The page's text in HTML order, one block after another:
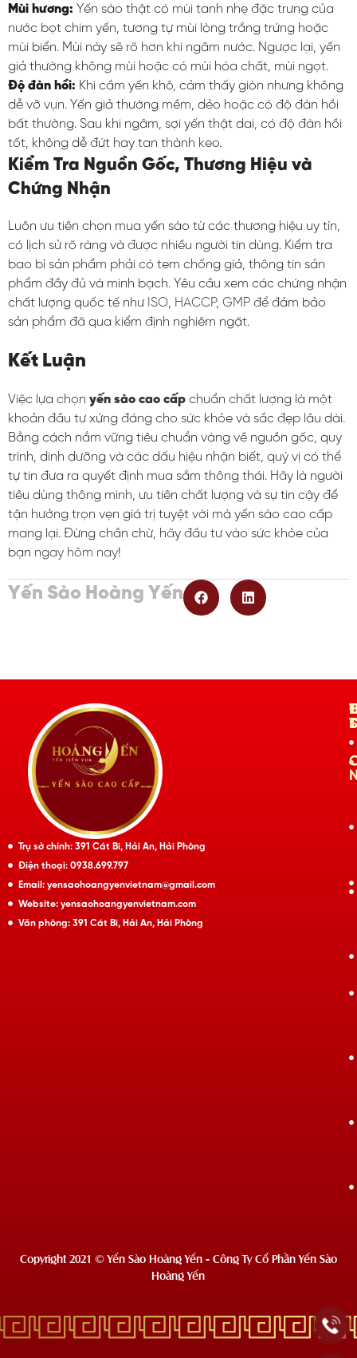
Mùi hương: Yến sào thật có mùi tanh nhẹ đặc trưng của
nước bọt chim yến, tương tự mùi lòng trắng trứng hoặc
mùi biển. Mùi này sẽ rõ hơn khi ngâm nước. Ngược lại, yến
giả thường không mùi hoặc có mùi hóa chất, mùi ngọt.
Độ đàn hồi: Khi cầm yến khô, cảm thấy giòn nhưng không
dễ vỡ vụn. Yến giả thường mềm, dẻo hoặc có độ đàn hồi
bất thường. Sau khi ngâm, sợi yến thật dai, có độ đàn hồi
tốt, không dễ đứt hay tan thành keo.
Kiểm Tra Nguồn Gốc, Thương Hiệu và
Chứng Nhận
Luôn ưu tiên chọn mua yến sào từ các thương hiệu uy tín,
có lịch sử rõ ràng và được nhiều người tin dùng. Kiểm tra
bao bì sản phẩm phải có tem chống giả, thông tin sản
phẩm đầy đủ và minh bạch. Yêu cầu xem các chứng nhận
chất lượng quốc tế như ISO, HACCP, GMP để đảm bảo
sản phẩm đã qua kiểm định nghiêm ngặt.
Kết Luận
Việc lựa chọn yến sào cao cấp chuẩn chất lượng là một
khoản đầu tư xứng đáng cho sức khỏe và sắc đẹp lâu dài.
Bằng cách nắm vững tiêu chuẩn vàng về nguồn gốc, quy
trình, dinh dưỡng và các dấu hiệu nhận biết, quý vị có thể
tự tin đưa ra quyết định mua sắm thông thái. Hãy là người
tiêu dùng thông minh, ưu tiên chất lượng và sự tin cậy để
tận hưởng trọn vẹn giá trị tuyệt vời mà yến sào cao cấp
mang lại. Đừng chần chừ, hãy đầu tư vào sức khỏe của
bạn ngay hôm nay!
Yến Sào Hoàng Yến
Trụ sở chính: 391 Cát Bi, Hải An, Hải Phòng
Điện thoại: 0938.699.797
Email: yensaohoangyenvietnam@gmail.com
Website: yensaohoangyenvietnam.com
Văn phòng: 391 Cát Bi, Hải An, Hải Phòng
Copyright 2021 © Yến Sào Hoàng Yến - Công Ty Cổ Phần Yến Sào
Hoàng Yến
Deprecated: Hàm wc_enqueue_js hiện tạikhông dùng nữatừ phiên